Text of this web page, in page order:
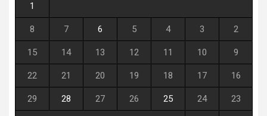
1
2
3
4
5
6
7
8
9
10
11
12
13
14
15
16
17
18
19
20
21
22
23
24
25
26
27
28
29